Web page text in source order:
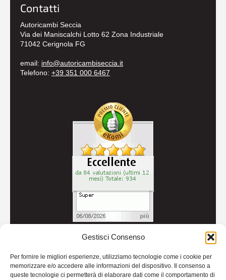
Gestisci Consenso
Per fornire le migliori esperienze, utilizziamo tecnologie come i cookie per
memorizzare e/o accedere alle informazioni del dispositivo. Il consenso a
queste tecnologie ci permetterà di elaborare dati come il comportamento di
Contatti
Autoricambi Seccia
Via dei Maniscalchi Lotto 62 Zona Industriale
71042 Cerignola FG
email: info@autoricambiseccia.it
Telefono: +39 351 000 6467
Credits